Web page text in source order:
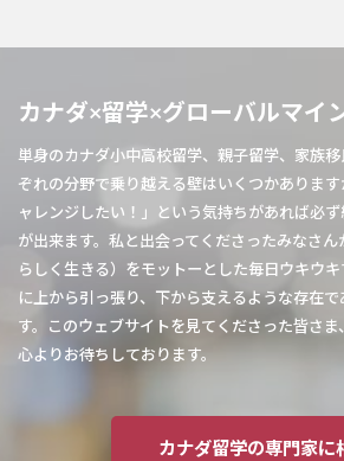
カナダ×留学×グローバルマイ
単身のカナダ小中高校留学、親子留学、家族
ぞれの分野で乗り越える壁はいくつかありま
ャレンジしたい！」という気持ちがあれば必
が出来ます。私と出会ってくださったみなさ
らしく生きる）をモットーとした毎日ウキウ
に上から引っ張り、下から支えるような存在
す。このウェブサイトを見てくださった皆さ
心よりお待ちしております。
カナダ留学の専門家に